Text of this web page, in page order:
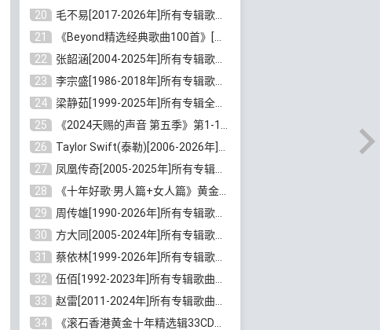
20
毛不易[2017-2026年]所有专辑歌曲合集[无损FLAC/MP3/5.72GB]百度云网盘下载
21
《Beyond精选经典歌曲100首》[无损FLAC/MP3/3.85GB]百度云网盘下载
22
张韶涵[2004-2025年]所有专辑歌曲合集 [无损MP3/FLAC/7.5GB]百度云网盘下载
23
李宗盛[1986-2018年]所有专辑歌曲合集打包[无损FLAC/MP3/8.82GB]百度云网盘下载
24
梁静茹[1999-2025年]所有专辑全部歌曲打包[无损FLAC/MP3/10.71GB]百度云网盘下载
25
《2024天赐的声音 第五季》第1-12期歌曲[无损FLAC/MP3]百度云网盘下载
26
Taylor Swift(泰勒)[2006-2026年]所有歌曲合集打包[无损FLAC/MP3/23.78GB]百度云网盘下载
27
凤凰传奇[2005-2025年]所有专辑歌曲合集[无损WAV/FLAC+MP3/11.62GB]百度云网盘下载
28
《十年好歌·男人篇+女人篇》黄金国语珍藏6CD[无损WAV/MP3/4.09GB]百度云网盘下载
29
周传雄[1990-2026年]所有专辑歌曲全集[无损FLAC/MP3/10GB]百度云网盘下载
30
方大同[2005-2024年]所有专辑歌曲合集[高品质MP3+无损FLAC/7.59GB]百度云网盘下载
31
蔡依林[1999-2026年]所有专辑歌曲合集[无损FLAC/MP3/23.32GB]百度云网盘下载
32
伍佰[1992-2023年]所有专辑歌曲合集[高品质MP3/320K/3.92GB]百度云网盘下载
33
赵雷[2011-2024年]所有专辑歌曲打包[无损FLAC/MP3/2.64GB]百度云网盘下载
34
《滚石香港黄金十年精选辑33CD》[无损APE/WAV分轨/13.6GB]百度云网盘下载